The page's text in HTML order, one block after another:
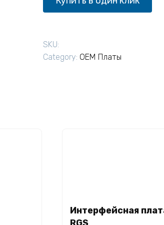
SKU:
Category: OEM Платы
Интерфейсная
RGS